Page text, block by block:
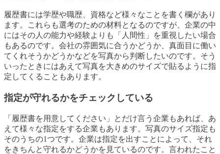
履歴書には学歴や職歴、資格など様々なことを書く欄があり
ます。これらも選考のための材料となるのですが、企業の中
にはその人の能力や経験よりも「人間性」を重視したい場合
もあるのです。会社の雰囲気に合うかどうか、真面目に働い
てくれそうかどうかなどを写真から判断したいのです。そう
いったときにはあえて写真を大きめのサイズで貼るように指
定してくることもあります。
指定が守れるかをチェックしている
「履歴書を用意してください」とだけ言う企業もあれば、あ
えて様々な指定をする企業もあります。写真のサイズ指定も
そのうちの1つです。企業は指定を出すことによって、それ
をきちんと守れるかどうかを見ているのです。言われたこと